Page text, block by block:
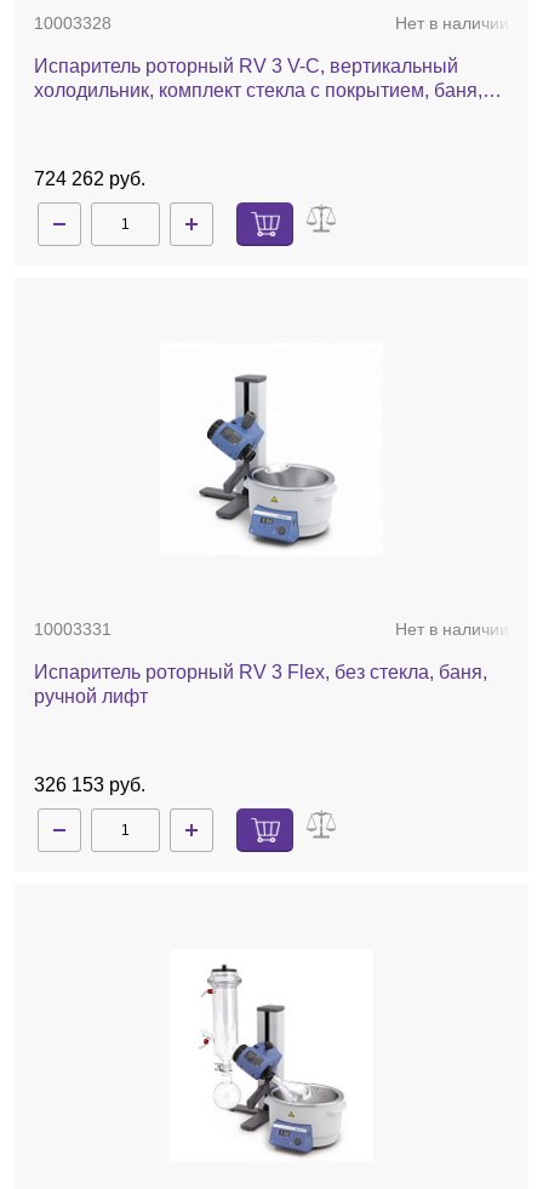
10003328 Нет в наличии
Испаритель роторный RV 3 V-C, вертикальный
холодильник, комплект стекла c покрытием, баня,
724 262 руб.
10003331 Нет в наличии
Испаритель роторный RV 3 Flex, без стекла, баня,
ручной лифт
326 153 руб.